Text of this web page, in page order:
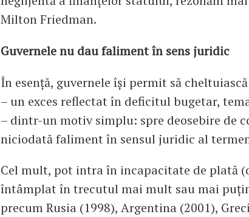
Milton Friedman.
Guvernele nu dau faliment în sens juridic
În esență, guvernele își permit să
– un exces reflectat în deficitul bugetar,
– dintr-un motiv simplu: spre deosebire de
niciodată faliment în sensul juridic al
Cel mult, pot intra în incapacitate de plată
întâmplat în trecutul mai mult sau mai
precum Rusia (1998), Argentina (2001),